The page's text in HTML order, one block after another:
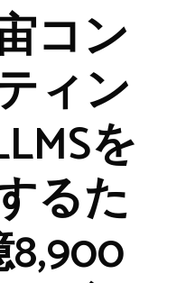
コン
ィン
を
るた